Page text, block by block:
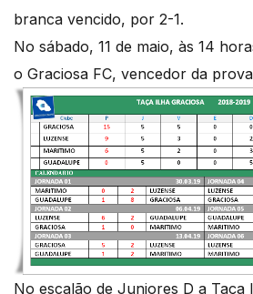
branca vencido, por 2-1.
No sábado, 11 de maio, às 14
o Graciosa FC, vencedor da
No escalão de Juniores D a Taça